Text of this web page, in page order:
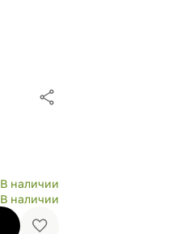
В наличии
В наличии